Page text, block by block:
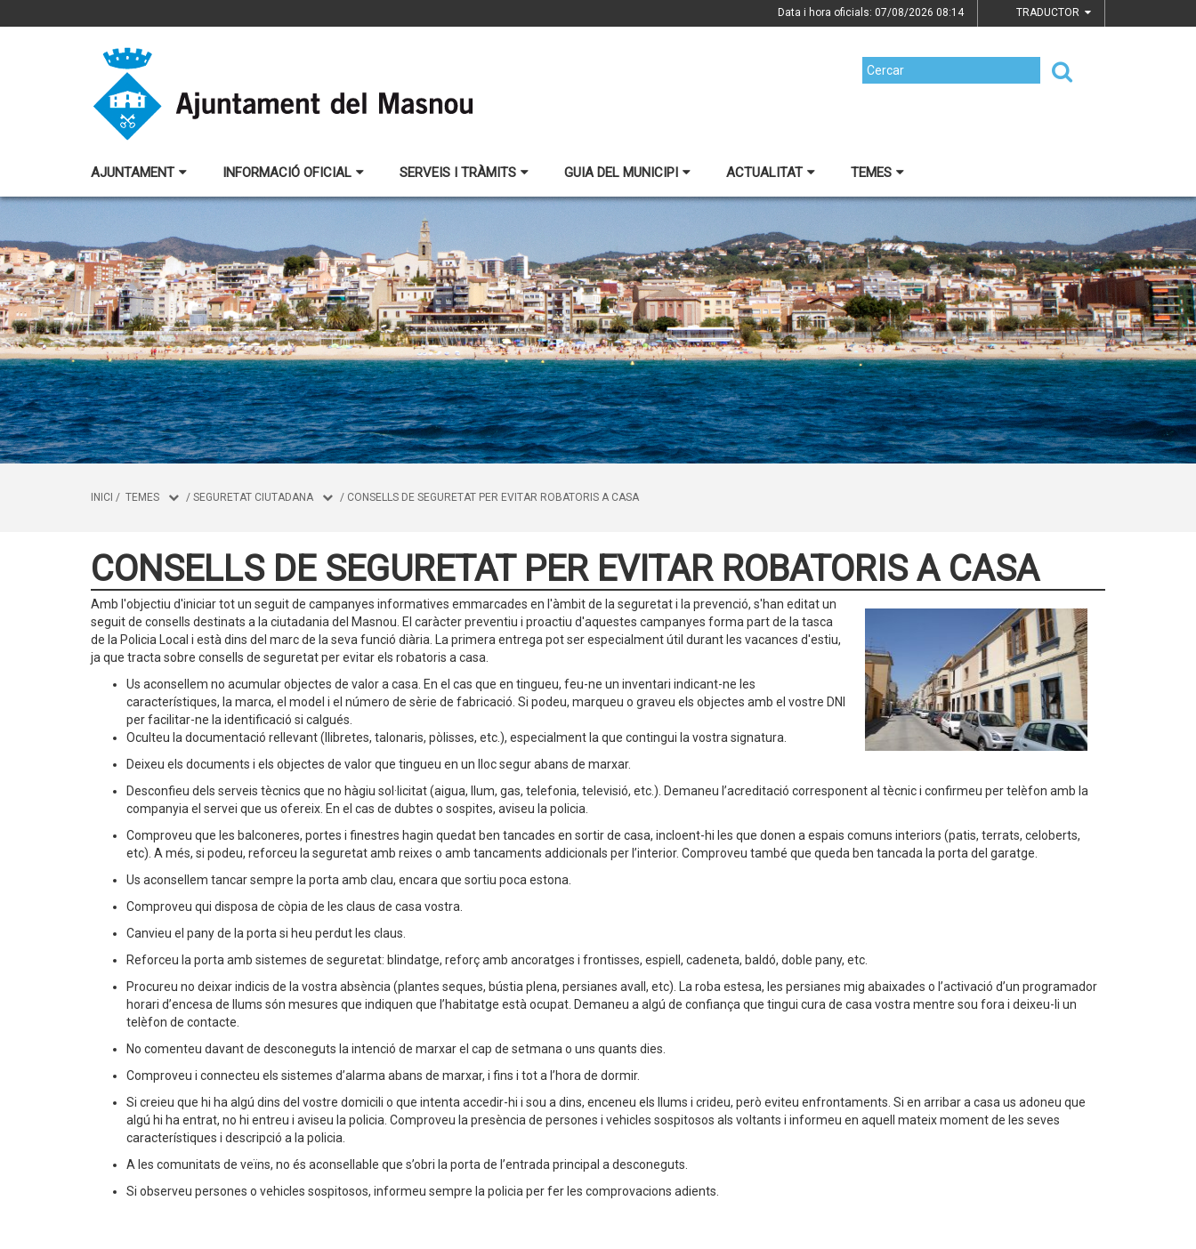
Data i hora oficials: 07/08/2026 08:14 TRADUCTOR
AJUNTAMENT INFORMACIÓ OFICIAL SERVEIS I TRÀMITS GUIA DEL MUNICIPI ACTUALITAT TEMES
INICI / TEMES / SEGURETAT CIUTADANA / CONSELLS DE SEGURETAT PER EVITAR ROBATORIS A CASA
CONSELLS DE SEGURETAT PER EVITAR ROBATORIS A CASA
Amb l'objectiu d'iniciar tot un seguit de campanyes informatives emmarcades en l'àmbit de la seguretat i la prevenció, s'han editat un
seguit de consells destinats a la ciutadania del Masnou. El caràcter preventiu i proactiu d'aquestes campanyes forma part de la tasca
de la Policia Local i està dins del marc de la seva funció diària. La primera entrega pot ser especialment útil durant les vacances d'estiu,
ja que tracta sobre consells de seguretat per evitar els robatoris a casa.
Us aconsellem no acumular objectes de valor a casa. En el cas que en tingueu, feu-ne un inventari indicant-ne les
característiques, la marca, el model i el número de sèrie de fabricació. Si podeu, marqueu o graveu els objectes amb el vostre DNI
per facilitar-ne la identificació si calgués.
Oculteu la documentació rellevant (llibretes, talonaris, pòlisses, etc.), especialment la que contingui la vostra signatura.
Deixeu els documents i els objectes de valor que tingueu en un lloc segur abans de marxar.
Desconfieu dels serveis tècnics que no hàgiu sol·licitat (aigua, llum, gas, telefonia, televisió, etc.). Demaneu l’acreditació corresponent al tècnic i confirmeu per telèfon amb la
companyia el servei que us ofereix. En el cas de dubtes o sospites, aviseu la policia.
Comproveu que les balconeres, portes i finestres hagin quedat ben tancades en sortir de casa, incloent-hi les que donen a espais comuns interiors (patis, terrats, celoberts,
etc). A més, si podeu, reforceu la seguretat amb reixes o amb tancaments addicionals per l’interior. Comproveu també que queda ben tancada la porta del garatge.
Us aconsellem tancar sempre la porta amb clau, encara que sortiu poca estona.
Comproveu qui disposa de còpia de les claus de casa vostra.
Canvieu el pany de la porta si heu perdut les claus.
Reforceu la porta amb sistemes de seguretat: blindatge, reforç amb ancoratges i frontisses, espiell, cadeneta, baldó, doble pany, etc.
Procureu no deixar indicis de la vostra absència (plantes seques, bústia plena, persianes avall, etc). La roba estesa, les persianes mig abaixades o l’activació d’un programador
horari d’encesa de llums són mesures que indiquen que l’habitatge està ocupat. Demaneu a algú de confiança que tingui cura de casa vostra mentre sou fora i deixeu-li un
telèfon de contacte.
No comenteu davant de desconeguts la intenció de marxar el cap de setmana o uns quants dies.
Comproveu i connecteu els sistemes d’alarma abans de marxar, i fins i tot a l’hora de dormir.
Si creieu que hi ha algú dins del vostre domicili o que intenta accedir-hi i sou a dins, enceneu els llums i crideu, però eviteu enfrontaments. Si en arribar a casa us adoneu que
algú hi ha entrat, no hi entreu i aviseu la policia. Comproveu la presència de persones i vehicles sospitosos als voltants i informeu en aquell mateix moment de les seves
característiques i descripció a la policia.
A les comunitats de veïns, no és aconsellable que s’obri la porta de l’entrada principal a desconeguts.
Si observeu persones o vehicles sospitosos, informeu sempre la policia per fer les comprovacions adients.